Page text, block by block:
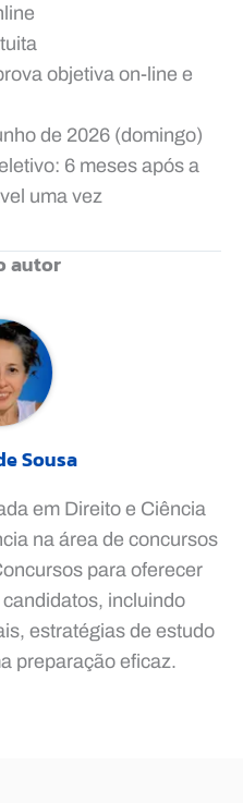
objetiva on-line e
de 2026 (domingo)
6 meses após a
uma vez
autor
Sousa
em Direito e Ciência
na área de concursos
para oferecer
incluindo
estratégias de estudo
preparação eficaz.